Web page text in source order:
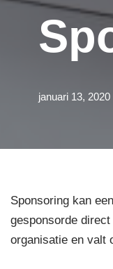
januari 13, 2020
Sponsoring kan
gesponsorde
organisatie en valt